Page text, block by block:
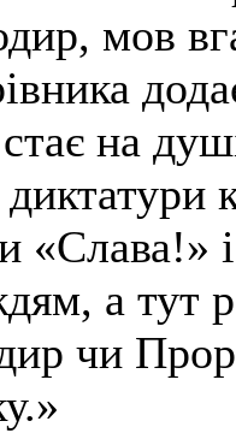
мов
стає на
«Слава!»
а тут
чи